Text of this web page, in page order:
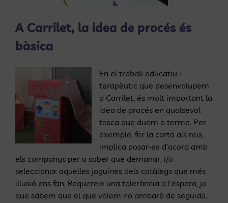
A Carrilet, la idea de procés és
bàsica
En el treball educatiu i
terapèutic que desenvolupem
a Carrilet, és molt important la
idea de procés en qualsevol
tasca que duem a terme. Per
exemple, fer la carta als reis,
implica posar-se d’acord amb
els companys per a saber què demanar, i/o
seleccionar aquelles joguines dels catàlegs que més
il·lusió ens fan. Requereix una tolerància a l’espera, ja
que sabem que el que volem no arribarà de seguida.